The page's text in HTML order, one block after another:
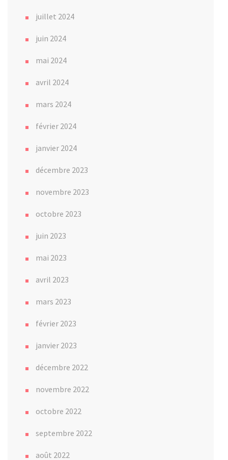
juillet 2024
juin 2024
mai 2024
avril 2024
mars 2024
février 2024
janvier 2024
décembre 2023
novembre 2023
octobre 2023
juin 2023
mai 2023
avril 2023
mars 2023
février 2023
janvier 2023
décembre 2022
novembre 2022
octobre 2022
septembre 2022
août 2022